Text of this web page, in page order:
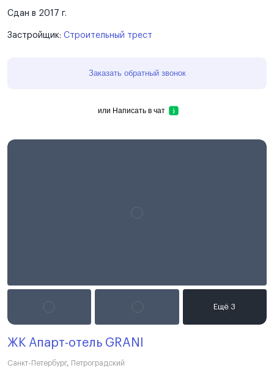
Сдан в 2017 г.
Застройщик: Строительный трест
Заказать обратный звонок
или Написать в чат
ЖК Апарт-отель GRANI
Санкт-Петербург, Петроградский